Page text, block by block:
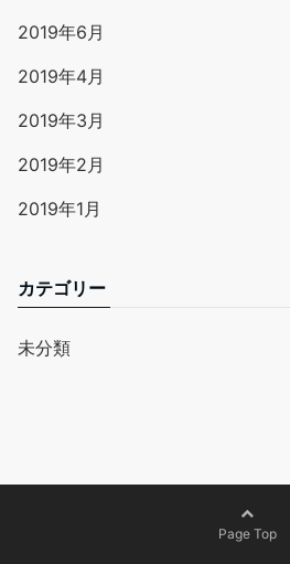
2019年6月
2019年4月
2019年3月
2019年2月
2019年1月
カテゴリー
未分類
Page Top